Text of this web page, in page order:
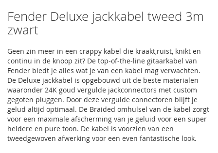
Fender Deluxe jackkabel tweed 3m
zwart
Geen zin meer in een crappy kabel die kraakt,ruist, knikt en
continu in de knoop zit? De top-of-the-line gitaarkabel van
Fender biedt je alles wat je van een kabel mag verwachten.
De Deluxe jackkabel is opgebouwd uit de beste materialen
waaronder 24K goud vergulde jackconnectors met custom
gegoten pluggen. Door deze vergulde connectoren blijft je
gelud altijd optimaal. De Braided omhulsel van de kabel zorgt
voor een maximale afscherming van je geluid voor een super
heldere en pure toon. De kabel is voorzien van een
tweedgewoven afwerking voor een even fantastische look.